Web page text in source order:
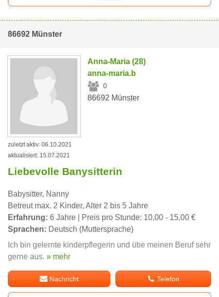
86692 Münster
Anna-Maria (28)
anna-maria.b
0
86692 Münster
zuletzt aktiv: 06.10.2021
aktualisiert: 15.07.2021
Liebevolle Banysitterin
Babysitter, Nanny
Betreut max. 2 Kinder, Alter 2 bis 5 Jahre
Erfahrung: 6 Jahre | Preis pro Stunde: 10,00 - 15,00 €
Sprachen: Deutsch (Muttersprache)
Ich bin gelernte kinderpflegerin und übe meinen Beruf sehr
gerne aus. » mehr
Nachricht Telefon